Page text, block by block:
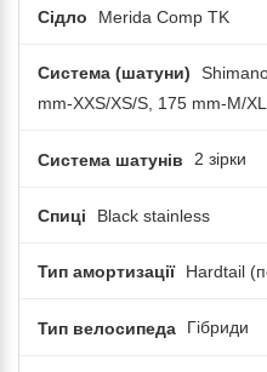
Сідло Merida Comp TK
Система (шатуни)
mm-XXS/XS/S, 175 mm-M/XL
Система шатунів 2 зірки
Спиці Black stainless
Тип амортизації Hardtail
Тип велосипеда Гібриди